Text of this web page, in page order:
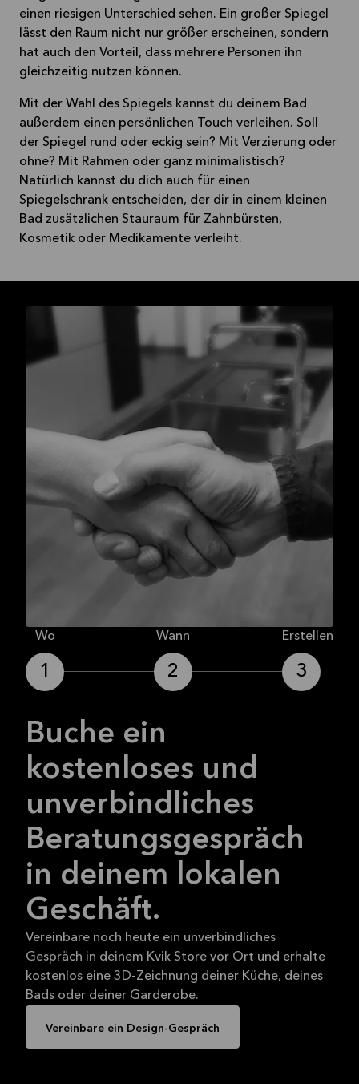
einen riesigen Unterschied sehen. Ein großer Spiegel
lässt den Raum nicht nur größer erscheinen, sondern
hat auch den Vorteil, dass mehrere Personen ihn
gleichzeitig nutzen können.
Mit der Wahl des Spiegels kannst du deinem Bad
außerdem einen persönlichen Touch verleihen. Soll
der Spiegel rund oder eckig sein? Mit Verzierung oder
ohne? Mit Rahmen oder ganz minimalistisch?
Natürlich kannst du dich auch für einen
Spiegelschrank entscheiden, der dir in einem kleinen
Bad zusätzlichen Stauraum für Zahnbürsten,
Kosmetik oder Medikamente verleiht.
Wo
1
Wann
2
Erstellen
3
Buche ein
kostenloses und
unverbindliches
Beratungsgespräch
in deinem lokalen
Geschäft.
Vereinbare noch heute ein unverbindliches
Gespräch in deinem Kvik Store vor Ort und erhalte
kostenlos eine 3D-Zeichnung deiner Küche, deines
Bads oder deiner Garderobe.
Vereinbare ein Design-Gespräch